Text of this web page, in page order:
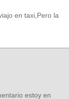
en taxi,Pero la
estoy en